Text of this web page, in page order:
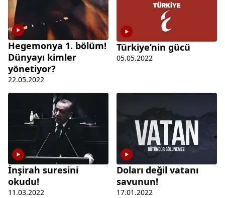
Hegemonya 1. bölüm!
Dünyayı kimler
yönetiyor?
22.05.2022
Türkiye’nin gücü
05.05.2022
İnşirah suresini
okudu!
11.03.2022
Doları değil vatanı
savunun!
17.01.2022